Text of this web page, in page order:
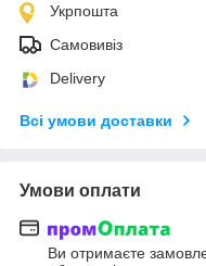
Укрпошта
Самовивіз
Delivery
Всі умови доставки
Умови оплати
Ви отримаєте